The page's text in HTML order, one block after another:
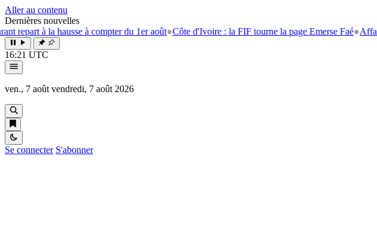
Aller au contenu
Dernières nouvelles
à la hausse à compter du 1er août●Côte d'Ivoire : la FIF tourne la page Emerse Faé●Affaire
16:21 UTC
ven., 7 août vendredi, 7 août 2026
Se connecter S'abonner